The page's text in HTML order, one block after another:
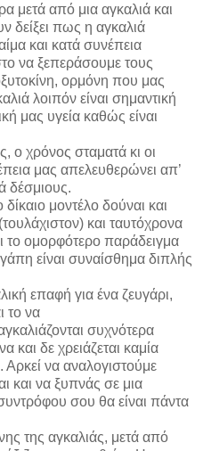
μετά από μια αγκαλιά και
δείξει πως η αγκαλιά
και κατά συνέπεια
να ξεπεράσουμε τους
ορμόνη που μας
λοιπόν είναι σημαντική
μας υγεία καθώς είναι
ο χρόνος σταματά κι οι
μας απελευθερώνει απ’
δέσμιους.
μοντέλο δούναι και
και ταυτόχρονα
το ομορφότερο παράδειγμα
είναι συναίσθημα διπλής
επαφή για ένα ζευγάρι,
το να
συχνότερα
και δε χρειάζεται καμία
Αρκεί να αναλογιστούμε
και να ξυπνάς σε μια
σου θα είναι πάντα
της αγκαλιάς, μετά από